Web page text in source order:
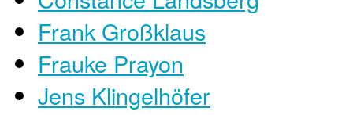
Frank Großklaus
Frauke Prayon
Jens Klingelhöfer